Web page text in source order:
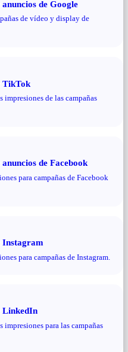
de Google
de vídeo y display de
TikTok
de las campañas
de Facebook
para campañas de Facebook
Instagram
para campañas de Instagram.
LinkedIn
para las campañas